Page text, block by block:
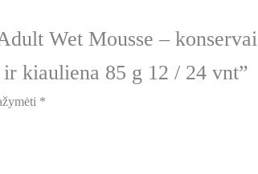
Wet Mousse – konservai
ir kiauliena 85 g 12 / 24 vnt”
*